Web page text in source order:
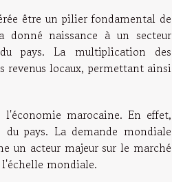
être un pilier fondamental de
donné naissance à un secteur
pays. La multiplication des
revenus locaux, permettant ainsi
marocaine. En effet,
pays. La demande mondiale
un acteur majeur sur le marché
mondiale.